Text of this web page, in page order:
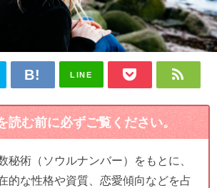
LINE
読む前に必ずご覧ください。
秘術（ソウルナンバー）をもとに、
的な性格や資質、恋愛傾向などを占